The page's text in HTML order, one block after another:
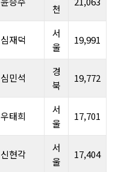
천
심재덕
서
울
19,991
심민석
경
북
19,772
우태희
서
울
17,701
신현각
서
울
17,404